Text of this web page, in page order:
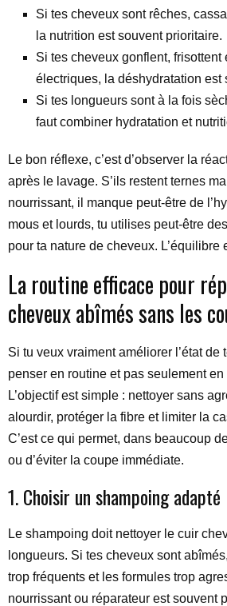
Si tes cheveux sont rêches,
la nutrition est souvent prioritaire.
Si tes cheveux gonflent, frisottent
électriques, la déshydratation est
Si tes longueurs sont à la fois
faut combiner hydratation et
Le bon réflexe, c’est d’observer la
après le lavage. S’ils restent ternes
nourrissant, il manque peut-être de
mous et lourds, tu utilises peut-être
pour ta nature de cheveux. L’équilibre
La routine efficace pour
cheveux abîmés sans les
Si tu veux vraiment améliorer l’état de
penser en routine et pas seulement
L’objectif est simple : nettoyer sans
alourdir, protéger la fibre et limiter la
C’est ce qui permet, dans beaucoup
ou d’éviter la coupe immédiate.
1. Choisir un shampoing adapté
Le shampoing doit nettoyer le cuir
longueurs. Si tes cheveux sont
trop fréquents et les formules trop
nourrissant ou réparateur est souvent